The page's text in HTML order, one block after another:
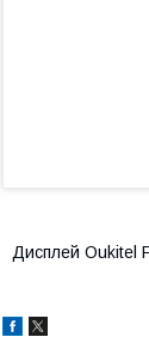
Дисплей Oukitel